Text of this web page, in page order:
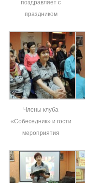
поздравляет с
праздником
Члены клуба
«Собеседник» и гости
мероприятия